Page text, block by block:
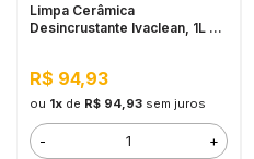
Limpa Cerâmica
Desincrustante Ivaclean, 1L -
R$ 94,93
ou 1xde R$ 94,93 sem juros
- +